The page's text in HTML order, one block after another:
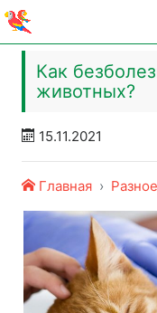
Как
животных?
15.11.2021
Главная Разное